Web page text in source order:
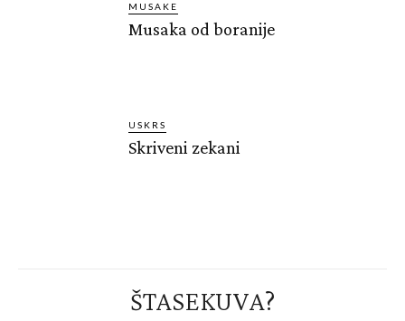
MUSAKE
Musaka od boranije
USKRS
Skriveni zekani
ŠTASEKUVA?